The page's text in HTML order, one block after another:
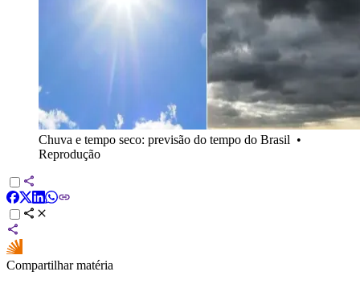
Chuva e tempo seco: previsão do tempo do Brasil •
Reprodução
Compartilhar matéria